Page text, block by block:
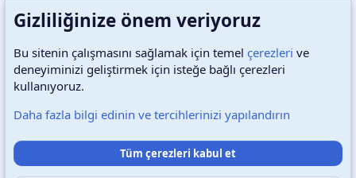
Türkçe (TR) Çerezler
Destek talepleri Bize ulaşın Şartlar ve kurallar
Gizlilik politikası Yardım Ana sayfa
Gizliliğinize önem veriyoruz
Bu sitenin çalışmasını sağlamak için temel çerezleri ve
deneyiminizi geliştirmek için isteğe bağlı çerezleri
kullanıyoruz.
Daha fazla bilgi edinin ve tercihlerinizi yapılandırın
Tüm çerezleri kabul et